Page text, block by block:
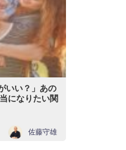
いい？」あの
になりたい関
佐藤守雄